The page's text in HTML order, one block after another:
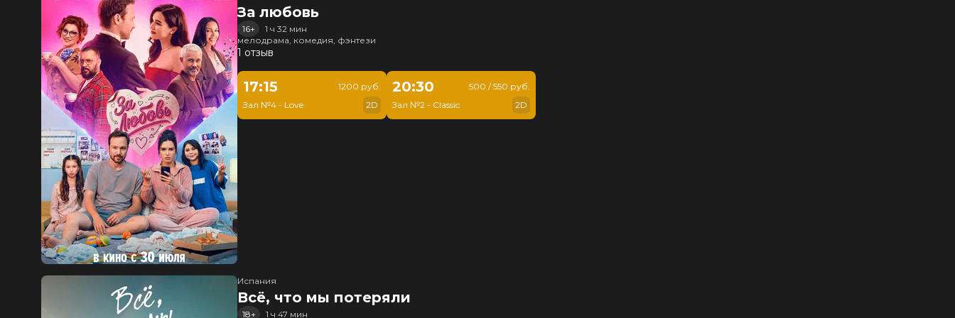
За любовь
16+
1 ч 32 мин
мелодрама, комедия, фэнтези
1 отзыв
17:15
Зал №4 - Love
1200 руб.
2D
20:30
Зал №2 - Classic
500 / 550 руб.
2D
Испания
Всё, что мы потеряли
18+ 1 ч 47 мин